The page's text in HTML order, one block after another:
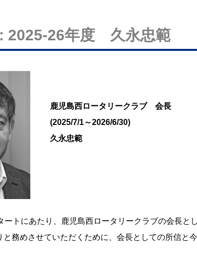
2025-26年度 久永忠範
鹿児島西ロータリークラブ 会長
(2025/7/1～2026/6/30)
久永忠範
ートにあたり、鹿児島西ロータリークラブの会長と
と務めさせていただくために、会長としての所信と